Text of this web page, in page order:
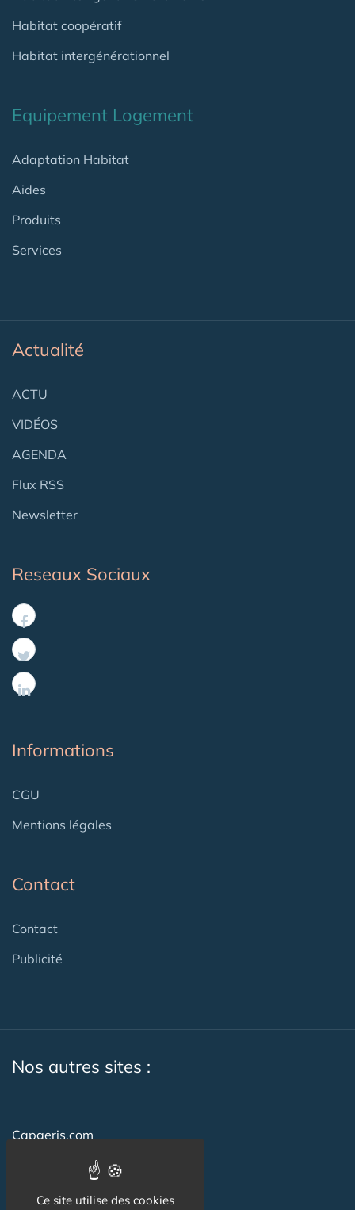
Habitat coopératif
Habitat intergénérationnel
Equipement Logement
Adaptation Habitat
Aides
Produits
Services
Actualité
ACTU
VIDÉOS
AGENDA
Flux RSS
Newsletter
Reseaux Sociaux
Informations
CGU
Mentions légales
Contact
Contact
Publicité
Nos autres sites :
Capgeris.com
Seniorissimmo.com
Emploi-formation-sante.com
Ce site utilise des cookies